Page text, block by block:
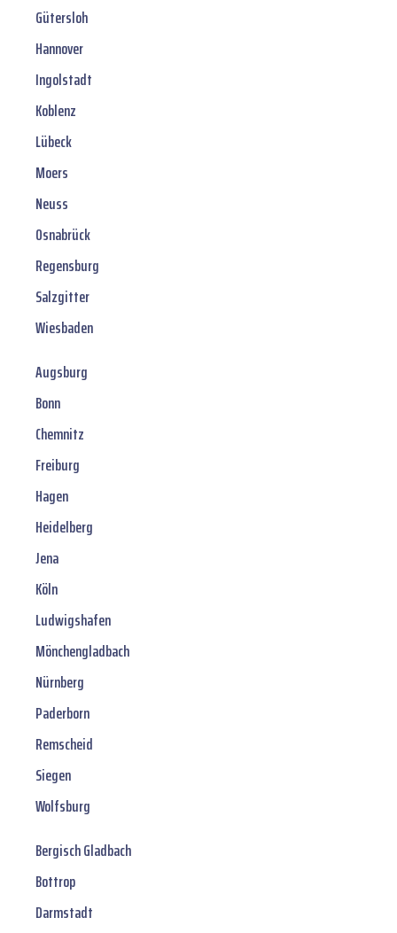
Gütersloh
Hannover
Ingolstadt
Koblenz
Lübeck
Moers
Neuss
Osnabrück
Regensburg
Salzgitter
Wiesbaden
Augsburg
Bonn
Chemnitz
Freiburg
Hagen
Heidelberg
Jena
Köln
Ludwigshafen
Mönchengladbach
Nürnberg
Paderborn
Remscheid
Siegen
Wolfsburg
Bergisch Gladbach
Bottrop
Darmstadt